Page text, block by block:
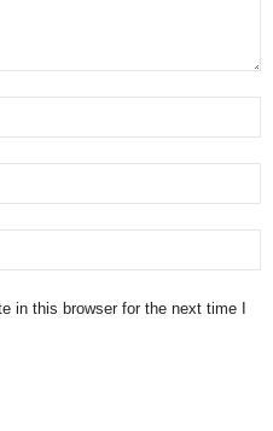
in this browser for the next time I